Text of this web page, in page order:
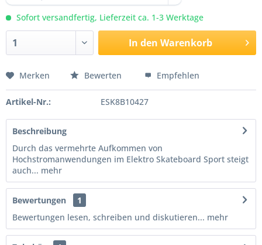
Sofort versandfertig, Lieferzeit ca. 1-3 Werktage
In den Warenkorb
Merken Bewerten Empfehlen
Artikel-Nr.: ESK8B10427
Beschreibung
Durch das vermehrte Aufkommen von
Hochstromanwendungen im Elektro Skateboard Sport steigt
auch... mehr
Bewertungen
1
Bewertungen lesen, schreiben und diskutieren... mehr